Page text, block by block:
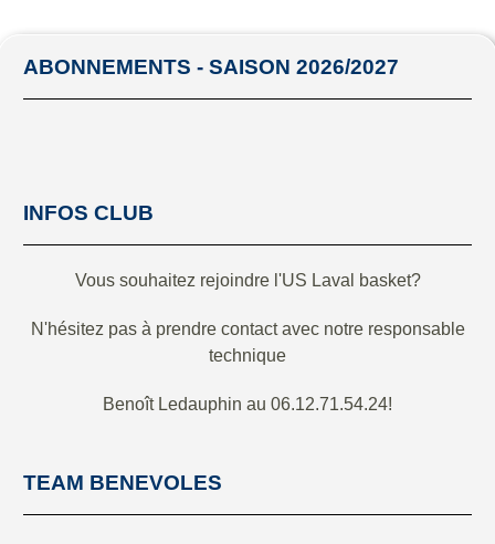
ABONNEMENTS - SAISON 2026/2027
INFOS CLUB
Vous souhaitez rejoindre l'US Laval basket?
N'hésitez pas à prendre contact avec notre responsable
technique
Benoît Ledauphin au 06.12.71.54.24!
TEAM BENEVOLES